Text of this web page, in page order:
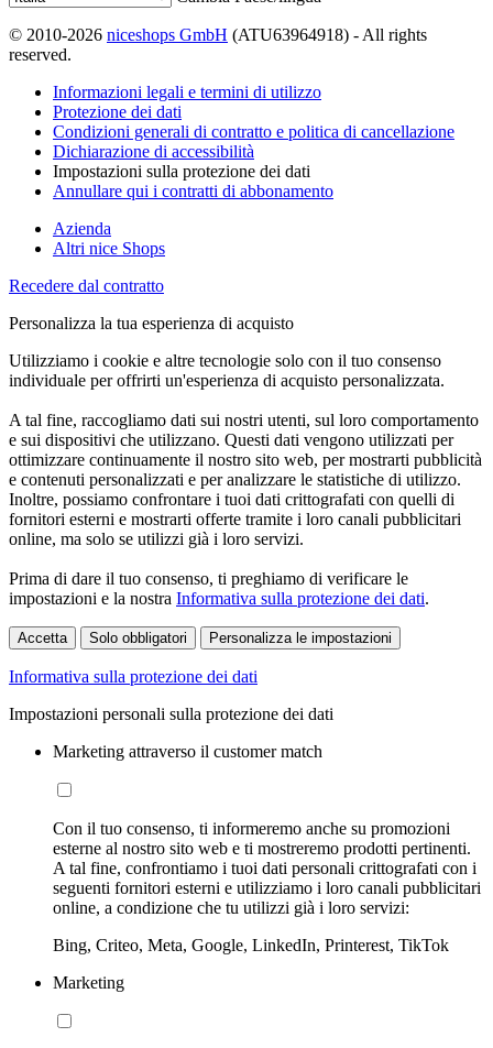
© 2010-2026 niceshops GmbH (ATU63964918) - All rights
reserved.
Informazioni legali e termini di utilizzo
Protezione dei dati
Condizioni generali di contratto e politica di cancellazione
Dichiarazione di accessibilità
Impostazioni sulla protezione dei dati
Annullare qui i contratti di abbonamento
Azienda
Altri nice Shops
Recedere dal contratto
Personalizza la tua esperienza di acquisto
Utilizziamo i cookie e altre tecnologie solo con il tuo consenso
individuale per offrirti un'esperienza di acquisto personalizzata.
A tal fine, raccogliamo dati sui nostri utenti, sul loro comportamento
e sui dispositivi che utilizzano. Questi dati vengono utilizzati per
ottimizzare continuamente il nostro sito web, per mostrarti pubblicità
e contenuti personalizzati e per analizzare le statistiche di utilizzo.
Inoltre, possiamo confrontare i tuoi dati crittografati con quelli di
fornitori esterni e mostrarti offerte tramite i loro canali pubblicitari
online, ma solo se utilizzi già i loro servizi.
Prima di dare il tuo consenso, ti preghiamo di verificare le
impostazioni e la nostra Informativa sulla protezione dei dati.
Accetta Solo obbligatori Personalizza le impostazioni
Informativa sulla protezione dei dati
Impostazioni personali sulla protezione dei dati
Marketing attraverso il customer match
Con il tuo consenso, ti informeremo anche su promozioni
esterne al nostro sito web e ti mostreremo prodotti pertinenti.
A tal fine, confrontiamo i tuoi dati personali crittografati con i
seguenti fornitori esterni e utilizziamo i loro canali pubblicitari
online, a condizione che tu utilizzi già i loro servizi:
Bing, Criteo, Meta, Google, LinkedIn, Printerest, TikTok
Marketing